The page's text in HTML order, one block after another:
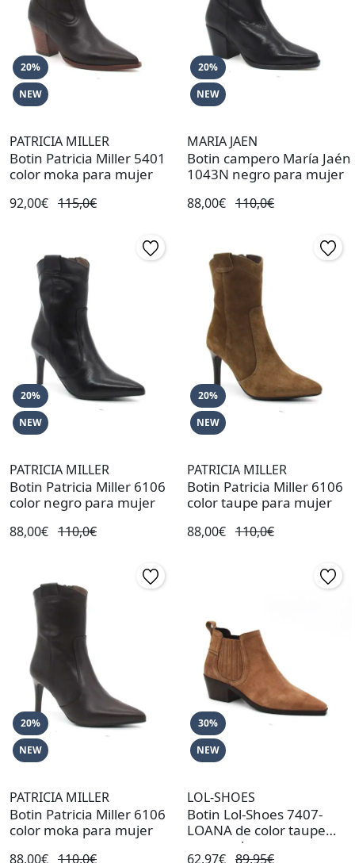
20%
NEW
PATRICIA MILLER
Botin Patricia Miller 5401
color moka para mujer
92,00€ 115,0€
20%
NEW
MARIA JAEN
Botin campero María Jaén
1043N negro para mujer
88,00€ 110,0€
20%
NEW
PATRICIA MILLER
Botin Patricia Miller 6106
color negro para mujer
88,00€ 110,0€
20%
NEW
PATRICIA MILLER
Botin Patricia Miller 6106
color taupe para mujer
88,00€ 110,0€
20%
NEW
PATRICIA MILLER
Botin Patricia Miller 6106
color moka para mujer
88,00€ 110,0€
30%
NEW
LOL-SHOES
Botin Lol-Shoes 7407-
LOANA de color taupe
para mujer
62,97€ 89,95€